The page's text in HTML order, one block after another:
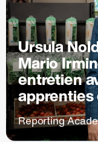
Ursula
Mario
entretien
Reporting